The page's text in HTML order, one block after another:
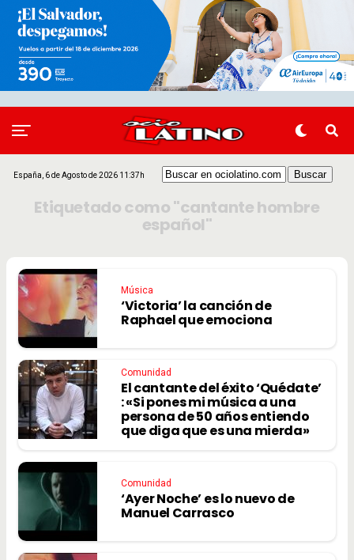
España, 6 de Agosto de 2026 11:37h
Etiquetado como "cantante hombre
español"
Música
‘Victoria’ la canción de
Raphael que emociona
Comunidad
El cantante del éxito ‘Quédate’
: «Si pones mi música a una
persona de 50 años entiendo
que diga que es una mierda»
Comunidad
‘Ayer Noche’ es lo nuevo de
Manuel Carrasco